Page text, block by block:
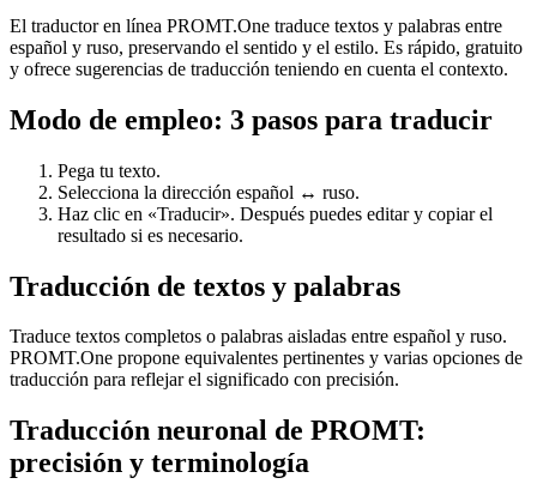
El traductor en línea PROMT.One traduce textos y palabras entre
español y ruso, preservando el sentido y el estilo. Es rápido, gratuito
y ofrece sugerencias de traducción teniendo en cuenta el contexto.
Modo de empleo: 3 pasos para traducir
Pega tu texto.
Selecciona la dirección español ↔ ruso.
Haz clic en «Traducir». Después puedes editar y copiar el
resultado si es necesario.
Traducción de textos y palabras
Traduce textos completos o palabras aisladas entre español y ruso.
PROMT.One propone equivalentes pertinentes y varias opciones de
traducción para reflejar el significado con precisión.
Traducción neuronal de PROMT:
precisión y terminología